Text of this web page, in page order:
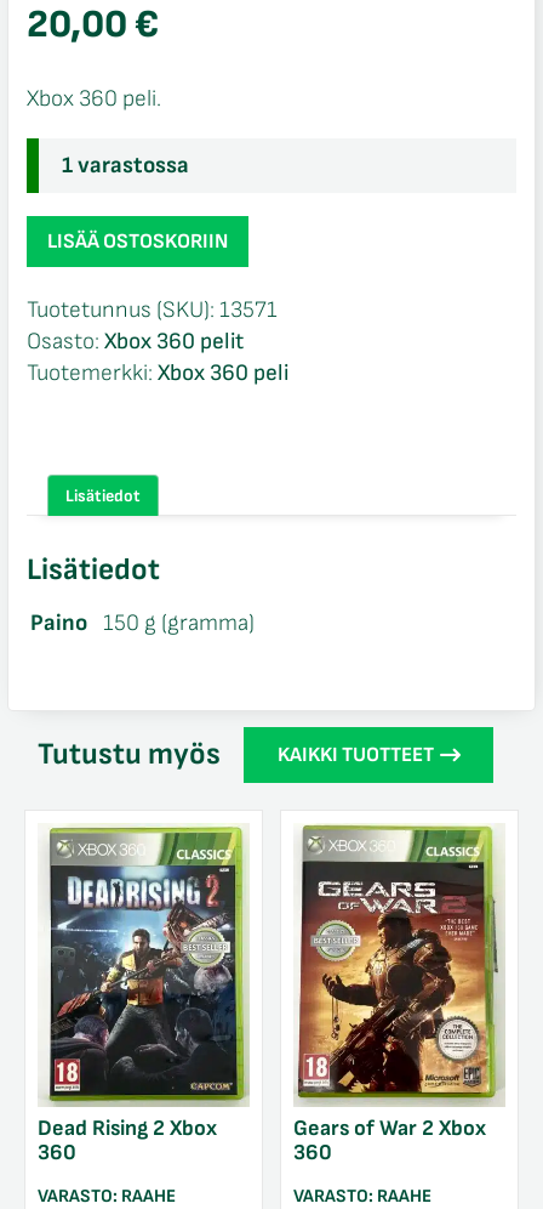
20,00€
Xbox 360 peli.
1 varastossa
Nhl
13
Cup
Edition
Steelbook
määrä
LISÄÄ OSTOSKORIIN
Tuotetunnus (SKU): 13571
Osasto: Xbox 360 pelit
Tuotemerkki: Xbox 360 peli
Lisätiedot
Lisätiedot
Paino 150 g (gramma)
Tutustu myös KAIKKI TUOTTEET
Dead Rising 2 Xbox
360
VARASTO: RAAHE
Gears of War 2 Xbox
360
VARASTO: RAAHE